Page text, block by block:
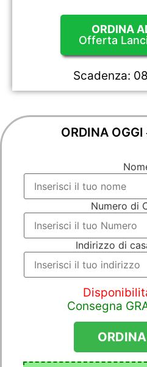
ORDINA
Offerta
Scadenza:
ORDINA OGGI
Numero di
Indirizzo di
Consegna